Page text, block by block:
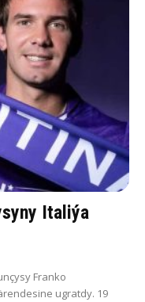
Italiýa
Franko
ugratdy. 19